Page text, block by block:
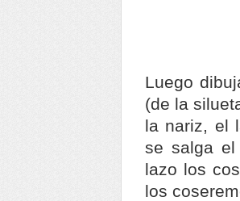
Luego
(de la
la nariz, el
se salga
lazo los
los